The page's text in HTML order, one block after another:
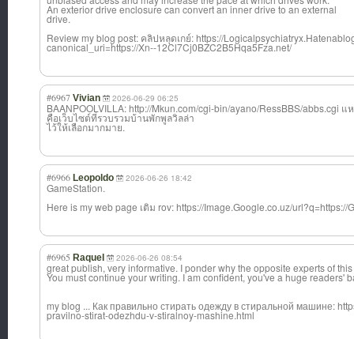
An exterior drive enclosure can convert an inner drive to an external
drive.
Review my blog post: คลิปหลุดเกย์: https://
canonical_uri=https://Xn--12Cl7Cj0BZC2B5Hqa5Fza.net/
#6967 Vivian 2026-06-29 06:25
BAANPOOLVILLA: http://Mkun.com/cgi-bin/ayano/RessBBS/abbs.cgi
คือเว็บไซต์ที่รวบรวมบ้านพักพูลวิลล่า
ไว้ให้เลือกมากมาย.
#6966 Leopoldo 2026-06-26 18:42
GameStation.
Here is my web page เติม rov: https://Image.Google.co.uz/url?q=https://
#6965 Raquel 2026-06-26 08:54
great publish, very informative. I ponder why the opposite experts of
You must continue your writing. I am confident, you've a huge readers'
my blog ... Как правильно стирать одежду в стиральной машине:
pravilno-stirat-odezhdu-v-stiralnoy-mashine.html